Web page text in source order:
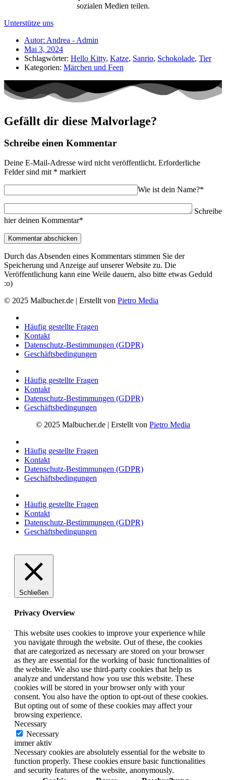
sozialen Medien teilen.
Unterstütze uns
Autor: Andrea - Admin
Mai 3, 2024
Schlagwörter: Hello Kitty, Katze, Sanrio, Schokolade, Tier
Kategorien: Märchen und Feen
Gefällt dir diese Malvorlage?
Schreibe einen Kommentar
Deine E-Mail-Adresse wird nicht veröffentlicht. Erforderliche
Felder sind mit * markiert
Wie ist dein Name?*
Schreibe
hier deinen Kommentar*
Durch das Absenden eines Kommentars stimmen Sie der
Speicherung und Anzeige auf unserer Website zu. Die
Veröffentlichung kann eine Weile dauern, also bitte etwas Geduld
:o)
© 2025 Malbucher.de | Erstellt von Pietro Media
Häufig gestellte Fragen
Kontakt
Datenschutz-Bestimmungen (GDPR)
Geschäftsbedingungen
Häufig gestellte Fragen
Kontakt
Datenschutz-Bestimmungen (GDPR)
Geschäftsbedingungen
© 2025 Malbucher.de | Erstellt von Pietro Media
Häufig gestellte Fragen
Kontakt
Datenschutz-Bestimmungen (GDPR)
Geschäftsbedingungen
Häufig gestellte Fragen
Kontakt
Datenschutz-Bestimmungen (GDPR)
Geschäftsbedingungen
Schließen
Privacy Overview
This website uses cookies to improve your experience while
you navigate through the website. Out of these, the cookies
that are categorized as necessary are stored on your browser
as they are essential for the working of basic functionalities of
the website. We also use third-party cookies that help us
analyze and understand how you use this website. These
cookies will be stored in your browser only with your
consent. You also have the option to opt-out of these cookies.
But opting out of some of these cookies may affect your
browsing experience.
Necessary
Necessary
immer aktiv
Necessary cookies are absolutely essential for the website to
function properly. These cookies ensure basic functionalities
and security features of the website, anonymously.